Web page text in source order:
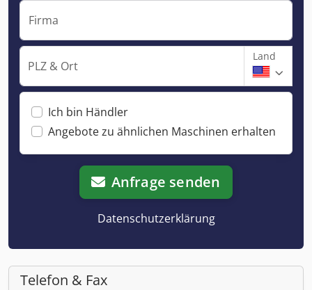
Firma
PLZ & Ort
Land
Ich bin Händler
Angebote zu ähnlichen Maschinen erhalten
Anfrage senden
Datenschutzerklärung
Telefon & Fax